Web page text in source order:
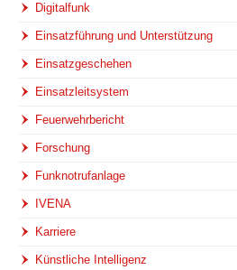
Digitalfunk
Einsatzführung und Unterstützung
Einsatzgeschehen
Einsatzleitsystem
Feuerwehrbericht
Forschung
Funknotrufanlage
IVENA
Karriere
Künstliche Intelligenz